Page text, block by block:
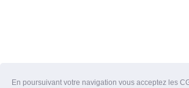
En poursuivant votre navigation vous acceptez les